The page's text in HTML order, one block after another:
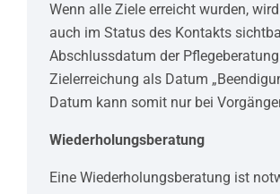
Wenn alle Ziele erreicht wurden,
auch im Status des Kontakts
Abschlussdatum der
Zielerreichung als Datum
Datum kann somit nur bei
Wiederholungsberatung
Eine Wiederholungsberatung ist